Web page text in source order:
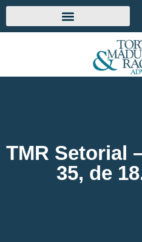
TMR Setorial
35, de